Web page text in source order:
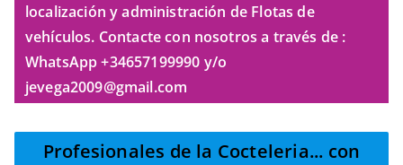
localización y administración de Flotas de
vehículos. Contacte con nosotros a través de :
WhatsApp +34657199990 y/o
jevega2009@gmail.com
Profesionales de la Cocteleria... con